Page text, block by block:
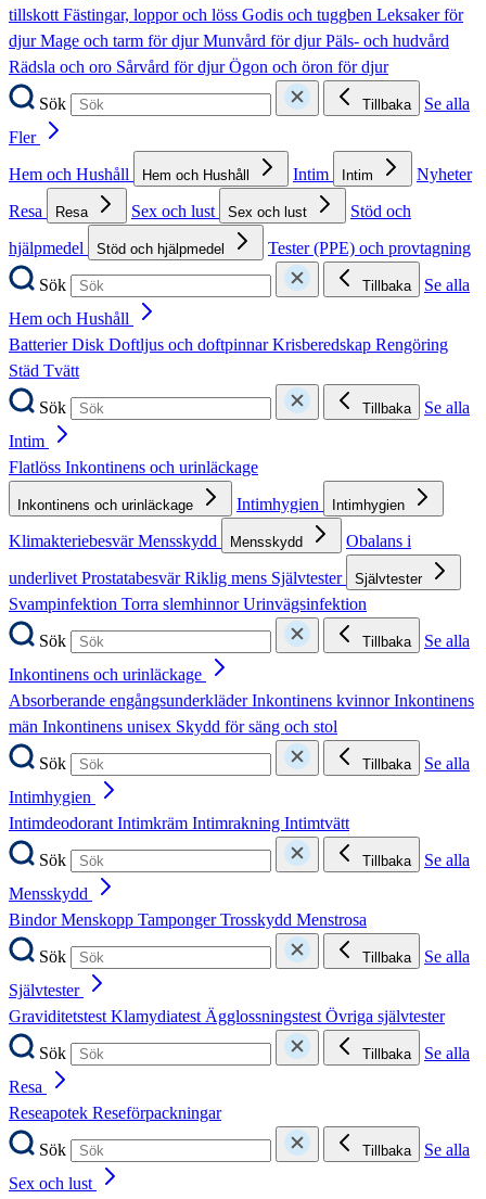
tillskottFästingar, loppor och löss Godis och tuggben Leksaker för
djurMage och tarm för djurMunvård för djurPäls- och hudvård
Rädsla och oro Sårvård för djurÖgon och öron för djur
Sök
Tillbaka
Se alla
Fler
Hem och Hushåll
Hem och Hushåll Intim Intim
Nyheter
Resa
Resa Sex och lust Sex och lust
Stöd och
hjälpmedel
Stöd och hjälpmedel
Tester (PPE) och provtagning
Sök
Tillbaka
Se alla
Hem och Hushåll
BatterierDisk Doftljus och doftpinnarKrisberedskap Rengöring
Städ Tvätt
Sök
Tillbaka
Se alla
Intim
Flatlöss Inkontinens och urinläckage
Inkontinens och urinläckage Intimhygien Intimhygien
KlimakteriebesvärMensskydd Mensskydd
Obalans i
underlivetProstatabesvärRiklig mens Självtester Självtester
Svampinfektion Torra slemhinnorUrinvägsinfektion
Sök
Tillbaka
Se alla
Inkontinens och urinläckage
Absorberande engångsunderkläderInkontinens kvinnorInkontinens
män Inkontinens unisex Skydd för säng och stol
Sök
Tillbaka
Se alla
Intimhygien
IntimdeodorantIntimkräm Intimrakning Intimtvätt
Sök
Tillbaka
Se alla
Mensskydd
BindorMenskopp TampongerTrosskydd Menstrosa
Sök
Tillbaka
Se alla
Självtester
GraviditetstestKlamydiatestÄgglossningstestÖvriga självtester
Sök
Tillbaka
Se alla
Resa
Reseapotek Reseförpackningar
Sök
Tillbaka
Se alla
Sex och lust